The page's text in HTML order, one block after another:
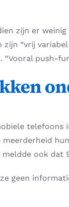
zijn er
zijn “vrij
“Vooral push-
telefoons
ook dat
geen